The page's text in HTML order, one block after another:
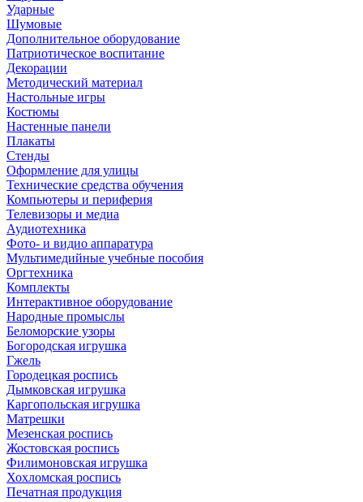
Ударные
Шумовые
Дополнительное оборудование
Патриотическое воспитание
Декорации
Методический материал
Настольные игры
Костюмы
Настенные панели
Плакаты
Стенды
Оформление для улицы
Технические средства обучения
Компьютеры и периферия
Телевизоры и медиа
Аудиотехника
Фото- и видио аппаратура
Мультимедийные учебные пособия
Оргтехника
Комплекты
Интерактивное оборудование
Народные промыслы
Беломорские узоры
Богородская игрушка
Гжель
Городецкая роспись
Дымковская игрушка
Каргопольская игрушка
Матрешки
Мезенская роспись
Жостовская роспись
Филимоновская игрушка
Хохломская роспись
Печатная продукция